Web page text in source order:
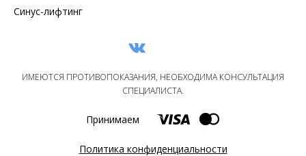
Синус-лифтинг
ИМЕЮТСЯ ПРОТИВОПОКАЗАНИЯ, НЕОБХОДИМА КОНСУЛЬТАЦИЯ
СПЕЦИАЛИСТА.
Принимаем
Политика конфиденциальности